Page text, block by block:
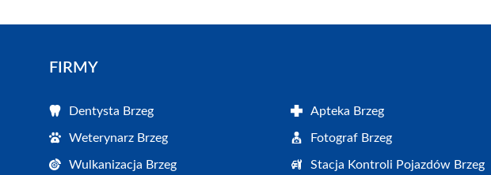
FIRMY
Dentysta Brzeg Apteka Brzeg
Weterynarz Brzeg Fotograf Brzeg
Wulkanizacja Brzeg Stacja Kontroli Pojazdów Brzeg